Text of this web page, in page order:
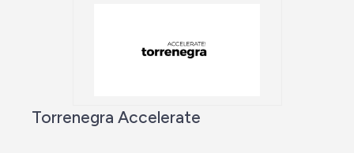
Torrenegra Accelerate